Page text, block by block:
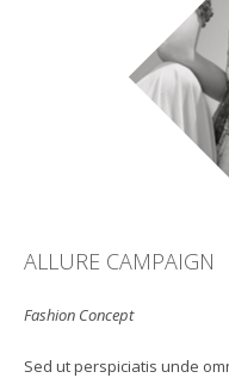
ALLURE CAMPAIGN
Fashion Concept
Sed ut perspiciatis unde